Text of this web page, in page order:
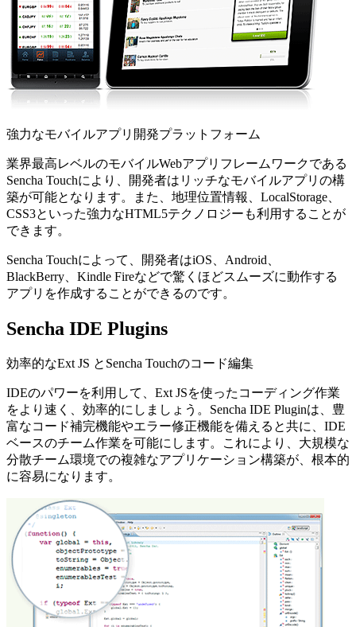
強力なモバイルアプリ開発プラットフォーム
業界最高レベルのモバイルWebアプリフレームワークである
Sencha Touchにより、開発者はリッチなモバイルアプリの構
築が可能となります。また、地理位置情報、LocalStorage、
CSS3といった強力なHTML5テクノロジーも利用することが
できます。
Sencha Touchによって、開発者はiOS、Android、
BlackBerry、Kindle Fireなどで驚くほどスムーズに動作する
アプリを作成することができるのです。
Sencha IDE Plugins
効率的なExt JS とSencha Touchのコード編集
IDEのパワーを利用して、Ext JSを使ったコーディング作業
をより速く、効率的にしましょう。Sencha IDE Pluginは、豊
富なコード補完機能やエラー修正機能を備えると共に、IDE
ベースのチーム作業を可能にします。これにより、大規模な
分散チーム環境での複雑なアプリケーション構築が、根本的
に容易になります。